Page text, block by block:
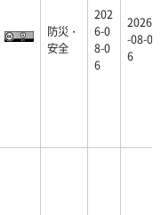
防災・
安全
202
6-0
8-0
6
2026
-08-0
6